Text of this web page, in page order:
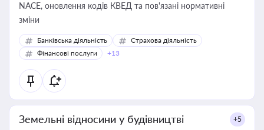
NACE, оновлення кодів КВЕД та пов'язані нормативні
зміни
Банківська діяльність
Страхова діяльність
Фінансові послуги
+13
Земельні відносини у будівництві +5